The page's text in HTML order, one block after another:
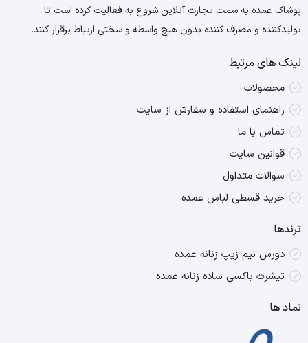
پوشاک عمده به سمت تجارت آنلاین شروع به فعالیت کرده است تا
تولیدکننده و مصرف کننده بدون هیچ واسطه و سختی ارتباط برقرار کنند.
لینک های مرتبط
محصولات
راهنمای استفاده و سفارش از سایت
تماس با ما
قوانین سایت
سوالات متداول
خرید قسطی لباس عمده
ترندها
دورس نیم زیپ زنانه عمده
تیشرت باکسی ساده زنانه عمده
نماد ها